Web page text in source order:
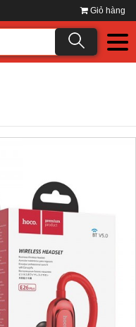
Giỏ hàng